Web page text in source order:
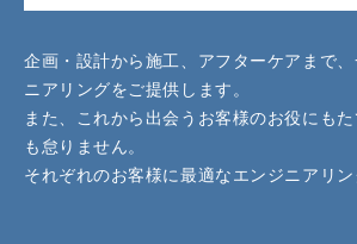
企画・設計から施工、アフターケアまで
ニアリングをご提供します。
また、これから出会うお客様のお役にも
も怠りません。
それぞれのお客様に最適なエンジニアリン